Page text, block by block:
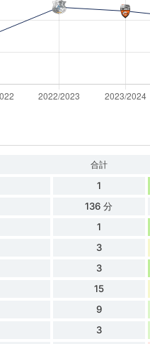
合計
1
136 分
1
3
3
15
9
3